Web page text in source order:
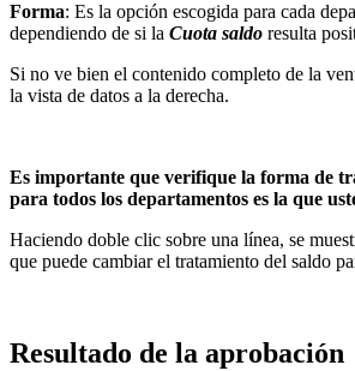
Forma: Es la opción escogida para cada
dependiendo de si la Cuota saldo resulta
Si no ve bien el contenido completo de la
la vista de datos a la derecha.
Es importante que verifique la forma de
para todos los departamentos es la que
Haciendo doble clic sobre una línea, se
que puede cambiar el tratamiento del saldo
Resultado de la aprobación